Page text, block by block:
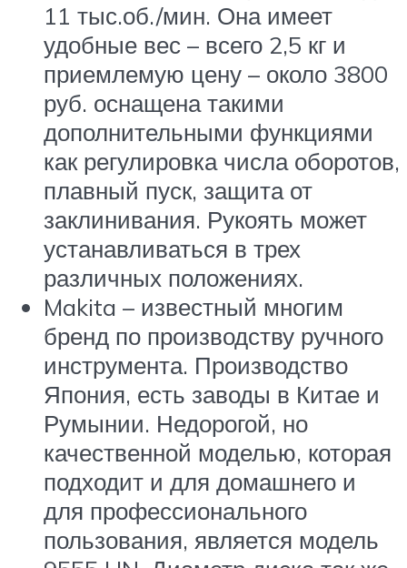
11 тыс.об./мин. Она имеет
удобные вес – всего 2,5 кг и
приемлемую цену – около 3800
руб. оснащена такими
дополнительными функциями
как регулировка числа оборотов,
плавный пуск, защита от
заклинивания. Рукоять может
устанавливаться в трех
различных положениях.
Makita – известный многим
бренд по производству ручного
инструмента. Производство
Япония, есть заводы в Китае и
Румынии. Недорогой, но
качественной моделью, которая
подходит и для домашнего и
для профессионального
пользования, является модель